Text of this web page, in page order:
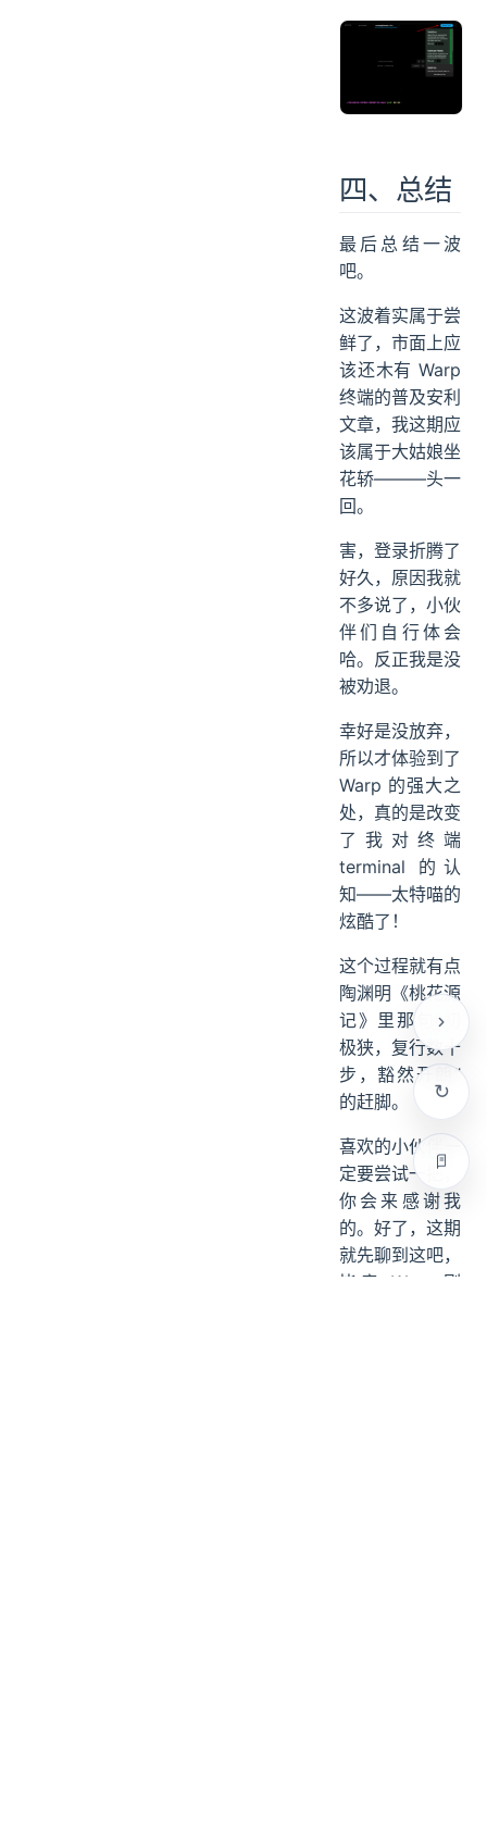
四、总结
最后总结一波
吧。
这波着实属于尝
鲜了，市面上应
该还木有 Warp
终端的普及安利
文章，我这期应
该属于大姑娘坐
花轿———头一
回。
害，登录折腾了
好久，原因我就
不多说了，小伙
伴们自行体会
哈。反正我是没
被劝退。
幸好是没放弃，
所以才体验到了
Warp 的强大之
处，真的是改变
了我对终端
terminal 的认
知——太特喵的
炫酷了！
这个过程就有点
陶渊明《桃花源
记》里那句“初
极狭，复行数十
步，豁然开朗”
的赶脚。
喜欢的小伙伴一
定要尝试一把，
你会来感谢我
的。好了，这期
就先聊到这吧，
毕竟 Warp 刚